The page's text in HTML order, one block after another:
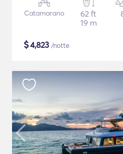
Catamarano
62 ft
19 m
$4,823 /notte